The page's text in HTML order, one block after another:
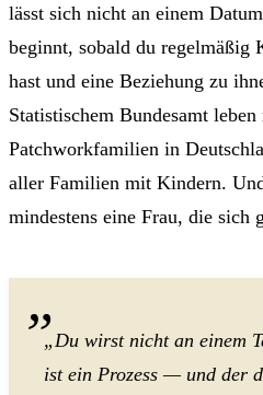
lässt sich nicht an einem
beginnt, sobald du regelmäßig
hast und eine Beziehung zu
Statistischem Bundesamt
Patchworkfamilien in
aller Familien mit Kindern.
mindestens eine Frau, die sich
„Du wirst nicht an einem
ist ein Prozess — und der